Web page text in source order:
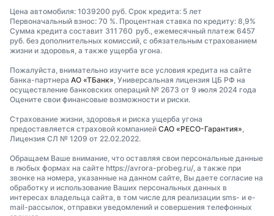
Цена автомобиля: 1039200 руб. Срок кредита: 5 лет
Первоначальный взнос: 70 %. Процентная ставка по кредиту: 8,9%
Сумма кредита составит 311 760 руб., ежемесячный платеж 6457
руб. без дополнительных комиссий, с обязательным страхованием
жизни и здоровья, а также ущерба угона.
Пожалуйста, внимательно изучите все условия кредита на сайте
банка-партнера АО «ТБанк», Универсальная лицензия ЦБ РФ на
осуществление банковских операций № 2673 от 9 июля 2024 года
Оцените свои финансовые возможности и риски.
Страхование жизни, здоровья и риска ущерба угона
предоставляется страховой компанией САО «РЕСО-Гарантия»,
Лицензия СЛ № 1209 от 22.02.2022.
Обращаем Ваше внимание, что оставляя свои персональные данные
в любых формах на сайте https://avrora-probeg.ru/, а также при
звонке на номера, указанные на данном сайте, Вы даете согласие на
обработку и использование Ваших персональных данных в
интересах владельца сайта, в том числе для реализации sms- и e-
mail-рассылок, отправки уведомлений и совершения телефонных